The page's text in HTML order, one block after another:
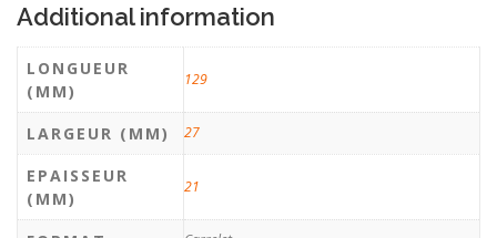
Additional information
LONGUEUR
(MM)
129
LARGEUR (MM) 27
EPAISSEUR
(MM)
21